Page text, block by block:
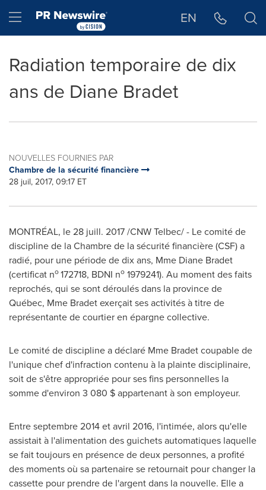
Hamburger menu EN
Radiation temporaire de dix
ans de Diane Bradet
NOUVELLES FOURNIES PAR
Chambre de la sécurité financière
28 juil, 2017, 09:17 ET
MONTRÉAL, le 28 juill. 2017 /CNW Telbec/ - Le comité de
discipline de laChambre de lasécurité financière (CSF) a
radié, pour une période de dix ans, Mme Diane Bradet
(certificat no172718, BDNI no 1979241). Au moment des faits
reprochés, qui se sont déroulés dans la province de
Québec, Mme Bradetexerçait ses activités à titre de
représentante de courtier en épargne collective.
Le comité de discipline a déclaré Mme Bradetcoupable de
l'unique chef d'infraction contenu à la plainte disciplinaire,
soit de s'être appropriée pour ses fins personnelles la
somme d'environ 3 080 $ appartenant à son employeur.
Entre septembre2014 etavril 2016, l'intimée, alors qu'elle
assistait à l'alimentation des guichets automatiques laquelle
se fait toujours en présence de deux personnes, a profité
des moments où sa partenaire se retournait pour changer la
cassette pour prendre de l'argent dans la nouvelle. Elle a